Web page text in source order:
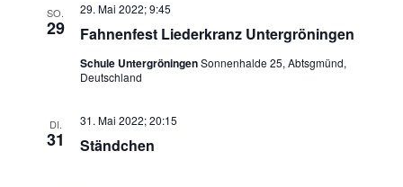
SO.
29 Fahnenfest Liederkranz Untergröningen
29. Mai 2022; 9:45
Schule UntergröningenSonnenhalde 25, Abtsgmünd,
Deutschland
DI.
31 Ständchen
31. Mai 2022; 20:15